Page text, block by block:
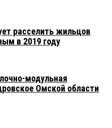
расселить жильцов
в 2019 году
модульная
Омской области